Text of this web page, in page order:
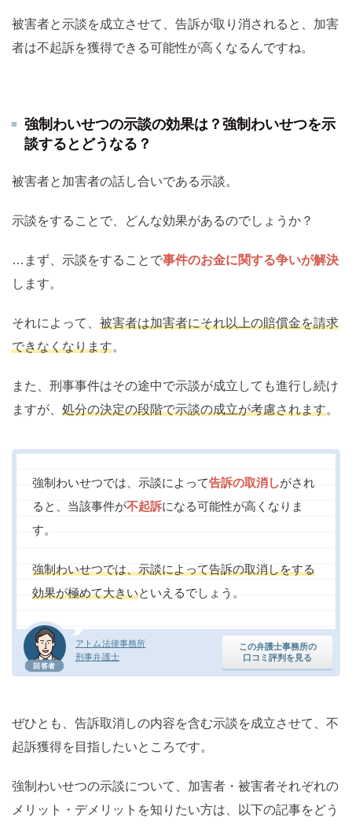
被害者と示談を成立させて、告訴が取り消されると、加害
者は不起訴を獲得できる可能性が高くなるんですね。
強制わいせつの示談の効果は？強制わいせつを示
談するとどうなる？
被害者と加害者の話し合いである示談。
示談をすることで、どんな効果があるのでしょうか？
…まず、示談をすることで事件のお金に関する争いが解決
します。
それによって、 被害者は加害者にそれ以上の賠償金を請求
できなくなります。
また、刑事事件はその途中で示談が成立しても進行し続け
ますが、 処分の決定の段階で示談の成立が考慮されます。
回答者
アトム法律事務所
刑事弁護士
この弁護士事務所の
口コミ評判を見る
強制わいせつでは、示談によって告訴の取消しがされ
ると、当該事件が不起訴になる可能性が高くなりま
す。
強制わいせつでは、示談によって告訴の取消しをする
効果が極めて大きいといえるでしょう。
ぜひとも、告訴取消しの内容を含む示談を成立させて、不
起訴獲得を目指したいところです。
強制わいせつの示談について、加害者・被害者それぞれの
メリット・デメリットを知りたい方は、以下の記事をどう